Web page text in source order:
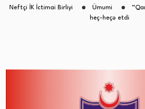
Neftçi İK İctimai Birliyi Ümumi
heç-heçə etdi